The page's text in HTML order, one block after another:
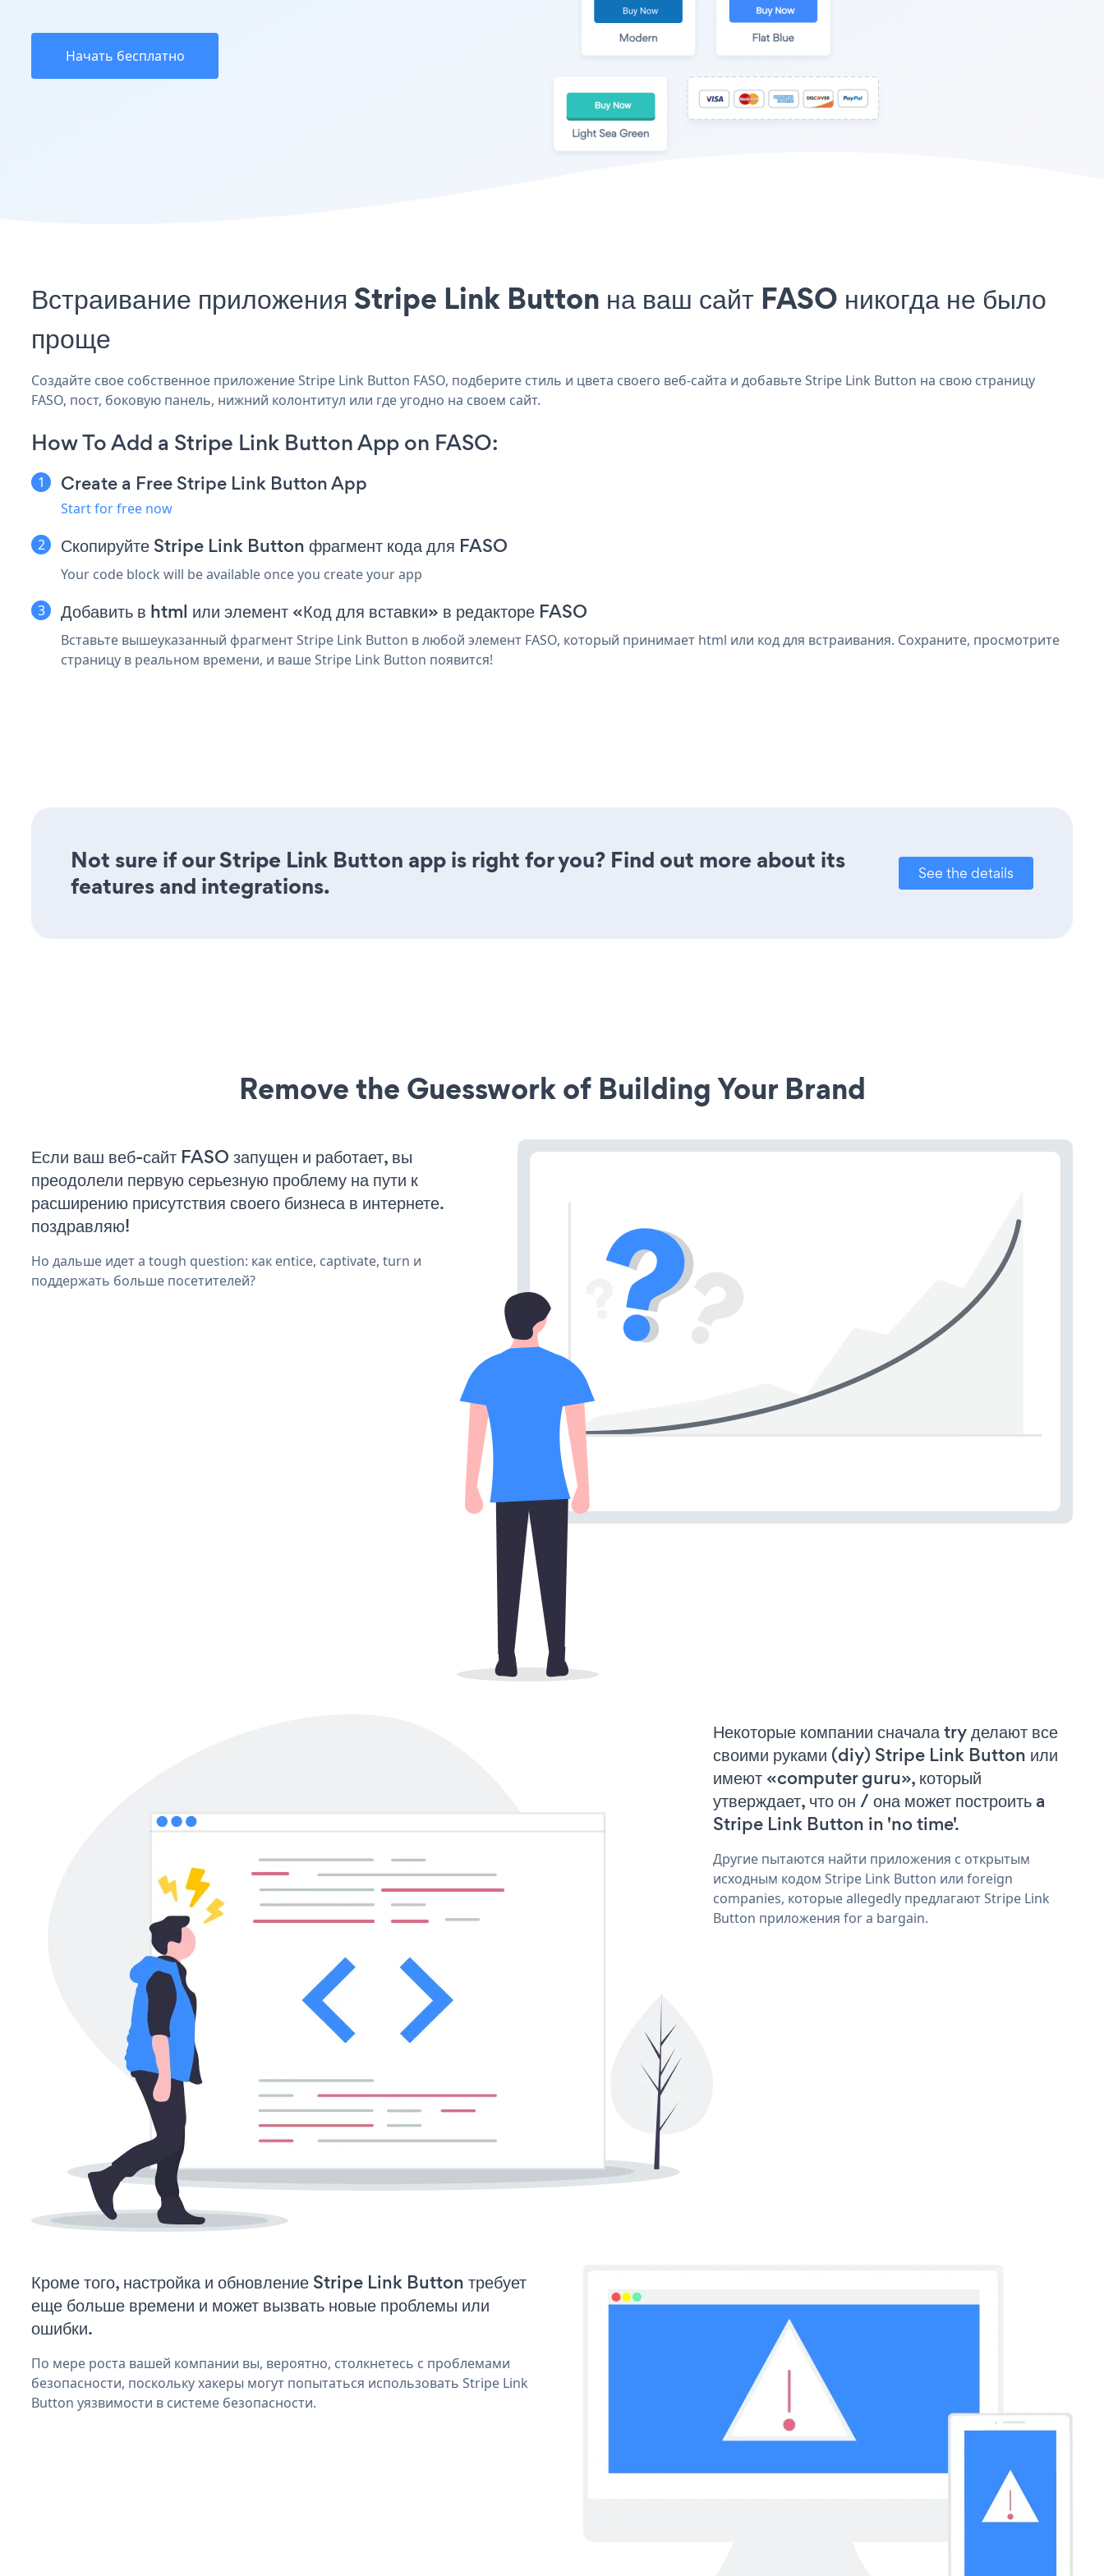
Начать бесплатно
Встраивание приложения Stripe Link Button на ваш сайт FASO никогда не было
проще
Создайте свое собственное приложение Stripe Link Button FASO, подберите стиль и цвета своего веб-сайта и добавьте Stripe Link Button на свою страницу
FASO, пост, боковую панель, нижний колонтитул или где угодно на своем сайт.
How To Add a Stripe Link Button App on FASO:
Create a Free Stripe Link Button App
Start for free now
Скопируйте Stripe Link Button фрагмент кода для FASO
Your code block will be available once you create your app
Добавить в html или элемент «Код для вставки» в редакторе FASO
Вставьте вышеуказанный фрагмент Stripe Link Button в любой элемент FASO, который принимает html или код для встраивания. Сохраните, просмотрите
страницу в реальном времени, и ваше Stripe Link Button появится!
Not sure if our Stripe Link Button app is right for you? Find out more about its
features and integrations.
See the details
Remove the Guesswork of Building Your Brand
Если ваш веб-сайт FASO запущен и работает, вы
преодолели первую серьезную проблему на пути к
расширению присутствия своего бизнеса в интернете.
поздравляю!
Но дальше идет a tough question: как entice, captivate, turn и
поддержать больше посетителей?
Некоторые компании сначала try делают все
своими руками (diy) Stripe Link Button или
имеют «computer guru», который
утверждает, что он / она может построить a
Stripe Link Button in 'no time'.
Другие пытаются найти приложения с открытым
исходным кодом Stripe Link Button или foreign
companies, которые allegedly предлагают Stripe Link
Button приложения for a bargain.
Кроме того, настройка и обновление Stripe Link Button требует
еще больше времени и может вызвать новые проблемы или
ошибки.
По мере роста вашей компании вы, вероятно, столкнетесь с проблемами
безопасности, поскольку хакеры могут попытаться использовать Stripe Link
Button уязвимости в системе безопасности.